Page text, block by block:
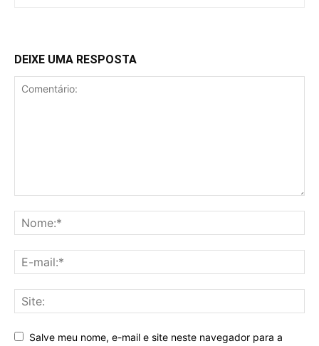
DEIXE UMA RESPOSTA
Salve meu nome, e-mail e site neste navegador para a